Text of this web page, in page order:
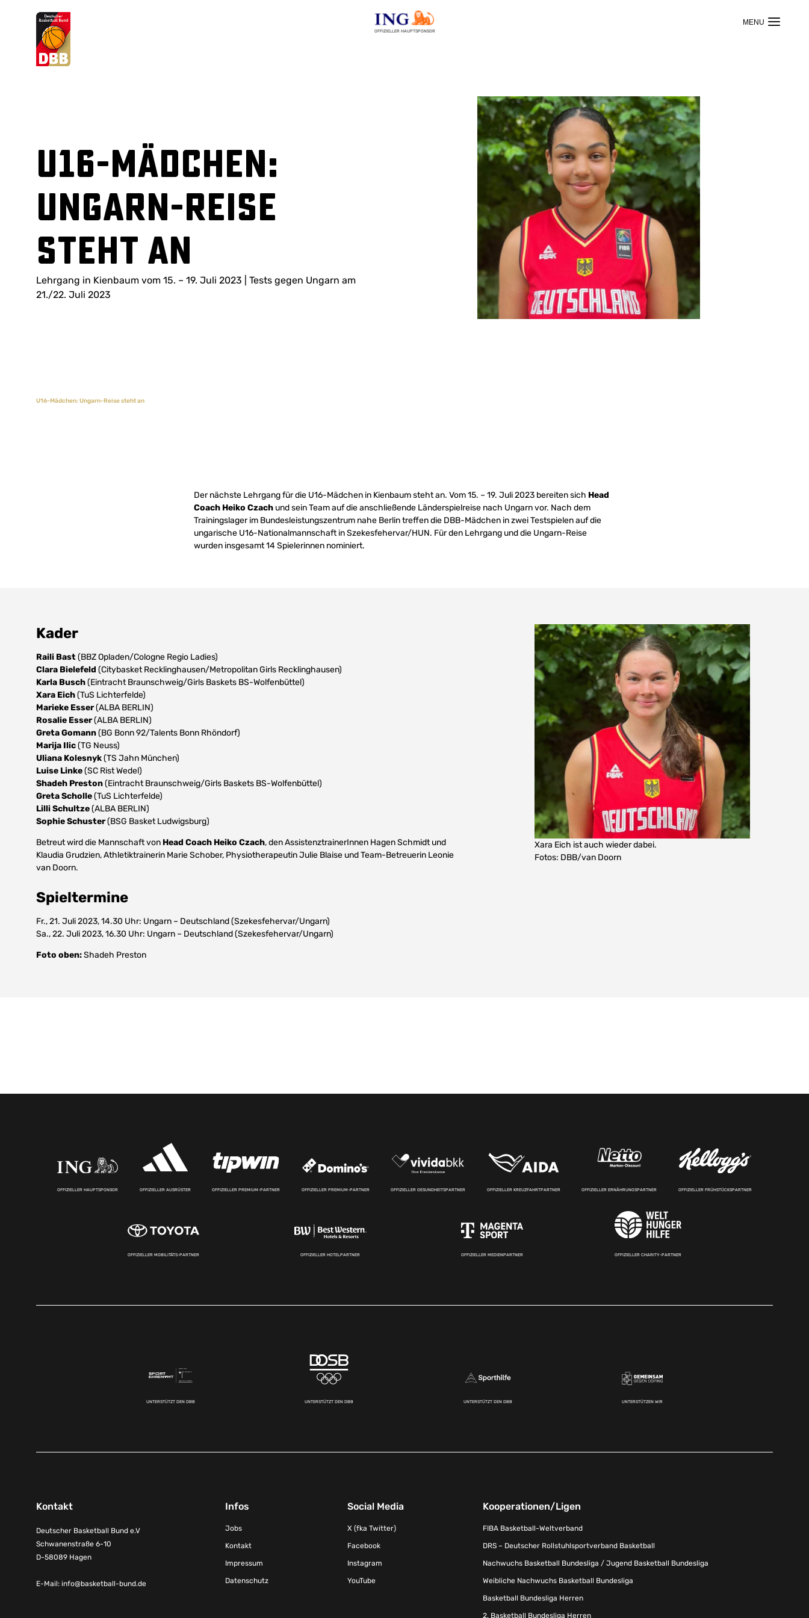
OFFIZIELLER HAUPTSPONSOR
Suchvorschläge
U16-Mädchen:
Ungarn-Reise
steht an
Lehrgang in Kienbaum vom 15. – 19. Juli 2023 | Tests gegen Ungarn am
21./22. Juli 2023
U16-Mädchen: Ungarn-Reise steht an
Der nächste Lehrgang für die U16-Mädchen in Kienbaum steht an. Vom 15. – 19. Juli 2023 bereiten sich Head
Coach Heiko Czach und sein Team auf die anschließende Länderspielreise nach Ungarn vor. Nach dem
Trainingslager im Bundesleistungszentrum nahe Berlin treffen die DBB-Mädchen in zwei Testspielen auf die
ungarische U16-Nationalmannschaft in Szekesfehervar/HUN. Für den Lehrgang und die Ungarn-Reise
wurden insgesamt 14 Spielerinnen nominiert.
Kader
Raili Bast(BBZ Opladen/Cologne Regio Ladies)
Clara Bielefeld (Citybasket Recklinghausen/Metropolitan Girls Recklinghausen)
Karla Busch(Eintracht Braunschweig/Girls Baskets BS-Wolfenbüttel)
Xara Eich(TuS Lichterfelde)
Marieke Esser(ALBA BERLIN)
Rosalie Esser(ALBA BERLIN)
Greta Gomann(BG Bonn 92/Talents Bonn Rhöndorf)
Marija Ilic(TG Neuss)
Uliana Kolesnyk(TS Jahn München)
Luise Linke(SC Rist Wedel)
Shadeh Preston(Eintracht Braunschweig/Girls Baskets BS-Wolfenbüttel)
Greta Scholle(TuS Lichterfelde)
Lilli Schultze(ALBA BERLIN)
Sophie Schuster(BSG Basket Ludwigsburg)
Betreut wird die Mannschaft von Head Coach Heiko Czach, den AssistenztrainerInnen Hagen Schmidt und
Klaudia Grudzien, Athletiktrainerin Marie Schober, Physiotherapeutin Julie Blaise und Team-Betreuerin Leonie
van Doorn.
Spieltermine
Fr., 21. Juli 2023, 14.30 Uhr: Ungarn – Deutschland (Szekesfehervar/Ungarn)
Sa., 22. Juli 2023, 16.30 Uhr: Ungarn – Deutschland (Szekesfehervar/Ungarn)
Foto oben:Shadeh Preston
Xara Eich ist auch wieder dabei.
Fotos: DBB/van Doorn
OFFIZIELLER HAUPTSPONSOR OFFIZIELLER AUSRÜSTER OFFIZIELLER PREMIUM-PARTNER OFFIZIELLER PREMIUM-PARTNER OFFIZIELLER GESUNDHEITSPARTNER OFFIZIELLER KREUZFAHRTPARTNER OFFIZIELLER ERNÄHRUNGSPARTNER OFFIZIELLER FRÜHSTÜCKSPARTNER
OFFIZIELLER MOBILITÄTS-PARTNER OFFIZIELLER HOTELPARTNER OFFIZIELLER MEDIENPARTNER OFFIZIELLER CHARITY-PARTNER
UNTERSTÜTZT DEN DBB UNTERSTÜTZT DEN DBB UNTERSTÜTZT DEN DBB UNTERSTÜTZEN WIR
Kontakt
Deutscher Basketball Bund e.V
Schwanenstraße 6-10
D-58089 Hagen
E-Mail: info@basketball-bund.de
Infos
Jobs
Kontakt
Impressum
Datenschutz
Social Media
X (fka Twitter)
Facebook
Instagram
YouTube
Kooperationen/Ligen
FIBA Basketball-Weltverband
DRS – Deutscher Rollstuhlsportverband Basketball
Nachwuchs Basketball Bundesliga / Jugend Basketball Bundesliga
Weibliche Nachwuchs Basketball Bundesliga
Basketball Bundesliga Herren
2. Basketball Bundesliga Herren